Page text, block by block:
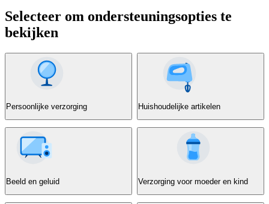
Selecteer om ondersteuningsopties te
bekijken
Persoonlijke verzorging Huishoudelijke artikelen
Beeld en geluid Verzorging voor moeder en kind